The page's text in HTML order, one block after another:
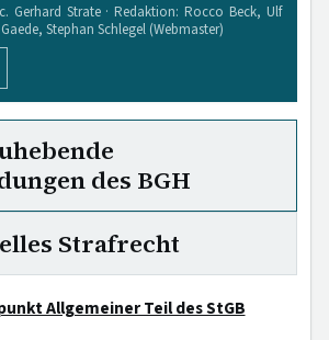
Gerhard Strate · Redaktion: Rocco Beck, Ulf
Stephan Schlegel (Webmaster)
des BGH
Strafrecht
Allgemeiner Teil des StGB